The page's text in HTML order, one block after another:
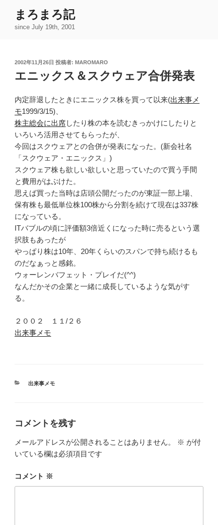
まろまろ記
since July 19th, 2001
投
日:
2002年11月26日 投稿者: MAROMARO
エニックス＆スクウェア合併発表
内定辞退したときにエニックス株を買って以来(出来事メ
モ1999/3/15)、
株主総会に出席したり株の本を読むきっかけにしたりと
いろいろ活用させてもらったが、
今回はスクウェアとの合併が発表になった。(新会社名
「スクウェア・エニックス」)
スクウェア株も欲しい欲しいと思っていたので買う手間
と費用がはぶけた。
思えば買った当時は店頭公開だったのが東証一部上場、
保有株も最低単位株100株から分割を続けて現在は337株
になっている。
ITバブルの頃に評価額3倍近くになった時に売るという選
択肢もあったが
やっぱり株は10年、20年くらいのスパンで持ち続けるも
のだなぁっと感銘。
ウォーレンバフェット・プレイだ(^^)
なんだかその企業と一緒に成長しているような気がす
る。
２００２ １１/２６
出来事メモ
カ
出来事メモ
コメントを残す
メールアドレスが公開されることはありません。 ※ が付
いている欄は必須項目です
コメント ※